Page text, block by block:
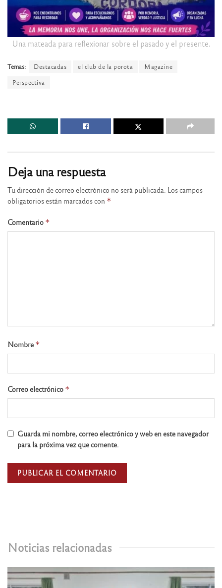
Una mateada para reflexionar sobre el pasado y el presente.
Temas: Destacadas el club de la porota
Magazine
Perspectiva
Noticias relacionadas
Deja una respuesta
Tu dirección de correo electrónico no será publicada. Los campos
obligatorios están marcados con *
Comentario *
Nombre *
Correo electrónico *
Guarda mi nombre, correo electrónico y web en este navegador
para la próxima vez que comente.